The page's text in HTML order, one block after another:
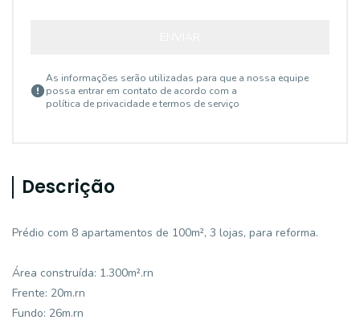
As informações serão utilizadas para que a nossa equipe
possa entrar em contato de acordo com a
política de privacidade e termos de serviço
Descrição
Prédio com 8 apartamentos de 100m², 3 lojas, para reforma.
Área construída: 1.300m².rn
Frente: 20m.rn
Fundo: 26m.rn